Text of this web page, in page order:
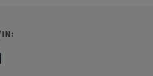
IN: